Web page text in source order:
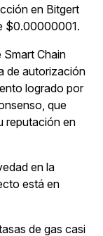
en Bitgert
$0.00000001.
Chain
de autorización
logrado por
que
reputación en
en la
está en
de gas casi